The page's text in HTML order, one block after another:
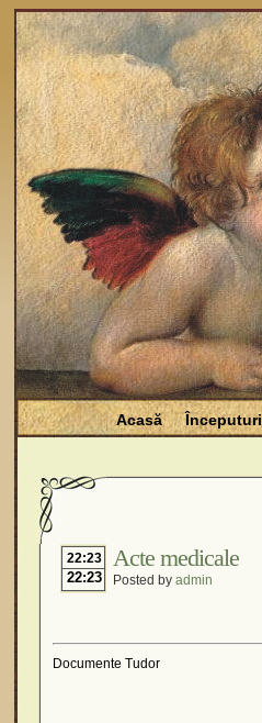
Acasă Începuturi
22:23
22:23
Acte medicale
Posted by admin
Documente Tudor